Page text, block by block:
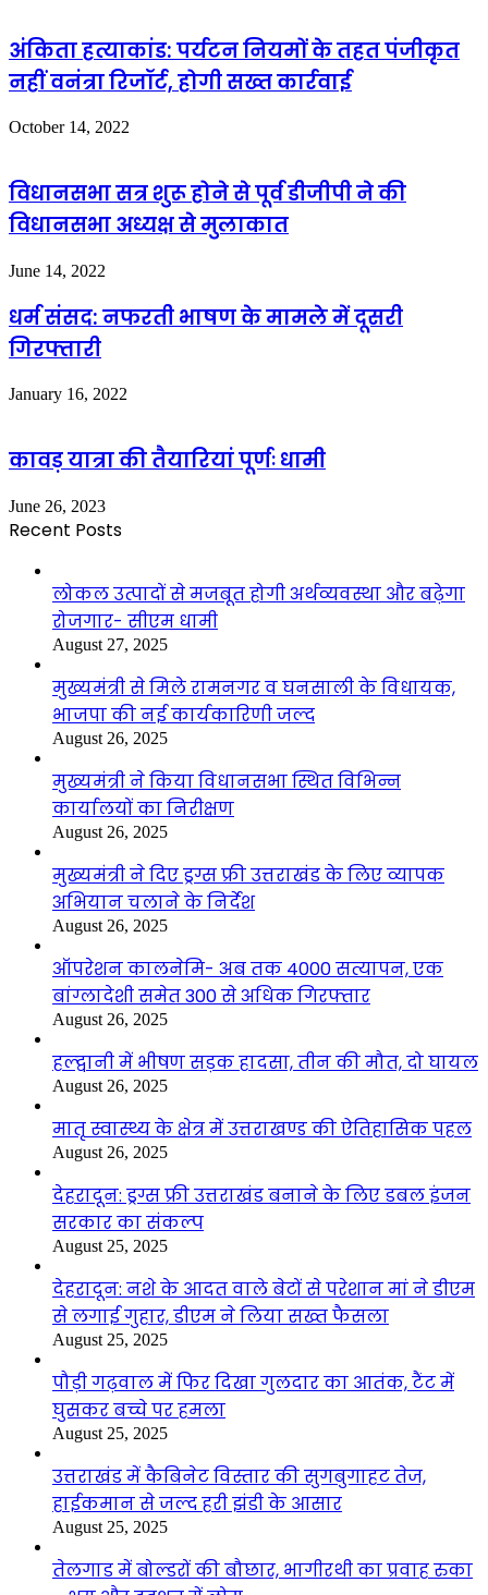
अंकिता हत्याकांड: पर्यटन नियमों के तहत पंजीकृत
नहीं वनंत्रा रिजॉर्ट, होगी सख्त कार्रवाई
October 14, 2022
विधानसभा सत्र शुरू होने से पूर्व डीजीपी ने की
विधानसभा अध्यक्ष से मुलाकात
June 14, 2022
धर्म संसद: नफरती भाषण के मामले में दूसरी
गिरफ्तारी
January 16, 2022
कावड़ यात्रा की तैयारियां पूर्णः धामी
June 26, 2023
Recent Posts
लोकल उत्पादों से मजबूत होगी अर्थव्यवस्था और बढ़ेगा
रोजगार- सीएम धामी
August 27, 2025
मुख्यमंत्री से मिले रामनगर व घनसाली के विधायक,
भाजपा की नई कार्यकारिणी जल्द
August 26, 2025
मुख्यमंत्री ने किया विधानसभा स्थित विभिन्न
कार्यालयों का निरीक्षण
August 26, 2025
मुख्यमंत्री ने दिए ड्रग्स फ्री उत्तराखंड के लिए व्यापक
अभियान चलाने के निर्देश
August 26, 2025
ऑपरेशन कालनेमि- अब तक 4000 सत्यापन, एक
बांग्लादेशी समेत 300 से अधिक गिरफ्तार
August 26, 2025
हल्द्वानी में भीषण सड़क हादसा, तीन की मौत, दो घायल
August 26, 2025
मातृ स्वास्थ्य के क्षेत्र में उत्तराखण्ड की ऐतिहासिक पहल
August 26, 2025
देहरादून: ड्रग्स फ्री उत्तराखंड बनाने के लिए डबल इंजन
सरकार का संकल्प
August 25, 2025
देहरादून: नशे के आदत वाले बेटों से परेशान मां ने डीएम
से लगाई गुहार, डीएम ने लिया सख्त फैसला
August 25, 2025
पौड़ी गढ़वाल में फिर दिखा गुलदार का आतंक, टैंट में
घुसकर बच्चे पर हमला
August 25, 2025
उत्तराखंड में कैबिनेट विस्तार की सुगबुगाहट तेज,
हाईकमान से जल्द हरी झंडी के आसार
August 25, 2025
तेलगाड में बोल्डरों की बौछार, भागीरथी का प्रवाह रुका